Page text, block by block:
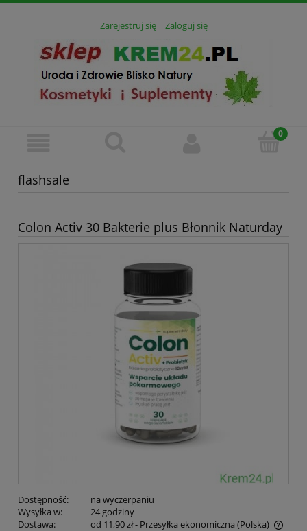
Zarejestruj się Zaloguj się
flashsale
Colon Activ 30 Bakterie plus Błonnik Naturday
Dostępność:
na wyczerpaniu
Wysyłka w:
24 godziny
Dostawa:
od 11,90 zł- Przesyłka ekonomiczna (Polska)